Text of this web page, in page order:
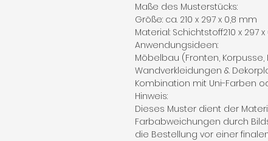
Maße des Musterstücks:
Größe: ca. 210 x 297 x 0,8 mm
Material: Schichtstoff210 x 297
Anwendungsideen:
Möbelbau (Fronten,
Wandverkleidungen &
Kombination mit Uni-Farben
Hinweis:
Dieses Muster dient der
Farbabweichungen durch
die Bestellung vor einer